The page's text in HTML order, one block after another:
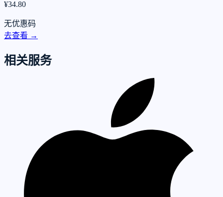
¥34.80
无优惠码
去查看 →
相关服务